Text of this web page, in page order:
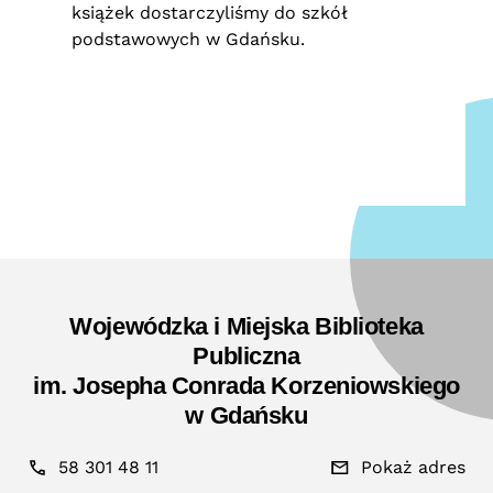
książek dostarczyliśmy do szkół
podstawowych w Gdańsku.
Wojewódzka i Miejska Biblioteka
Publiczna
im. Josepha Conrada Korzeniowskiego
w Gdańsku
58 301 48 11 Pokaż adres